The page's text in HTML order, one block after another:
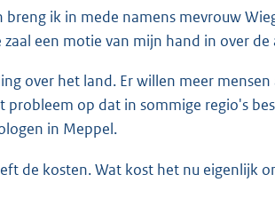
breng ik in mede namens mevrouw
een motie van mijn hand in over
over het land. Er willen meer
probleem op dat in sommige regio's
in Meppel.
de kosten. Wat kost het nu eigenlijk